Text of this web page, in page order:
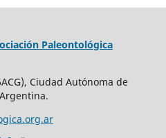
Paleontológica
Ciudad Autónoma de